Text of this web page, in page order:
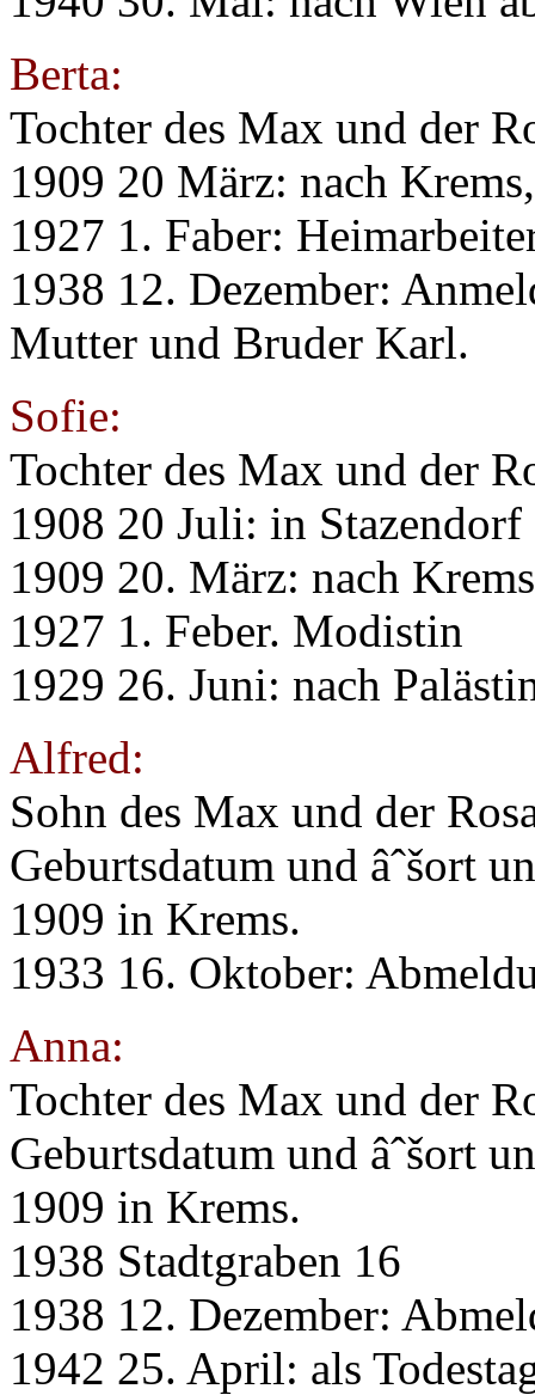
Berta:
Tochter des Max und der
1909 20 März: nach
1927 1. Faber:
1938 12. Dezember:
Mutter und Bruder Karl.
Sofie:
Tochter des Max und der
1908 20 Juli: in Stazendorf
1909 20. März: nach
1927 1. Feber. Modistin
1929 26. Juni: nach
Alfred:
Sohn des Max und der
Geburtsdatum und âˆšort
1909 in Krems.
1933 16. Oktober:
Anna:
Tochter des Max und der
Geburtsdatum und âˆšort
1909 in Krems.
1938 Stadtgraben 16
1938 12. Dezember:
1942 25. April: als